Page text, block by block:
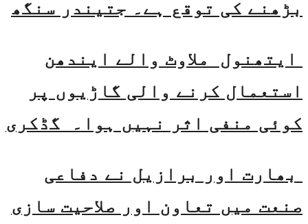
بڑھنے کی توقع ہے۔ جتیندر سنگھ
ایتھنول ملاوٹ والے ایندھن
استعمال کرنے والی گاڑیوں پر
کوئی منفی اثر نہیں ہوا۔ گڈکری
بھارت اور برازیل نے دفاعی
صنعت میں تعاون اور صلاحیت سازی